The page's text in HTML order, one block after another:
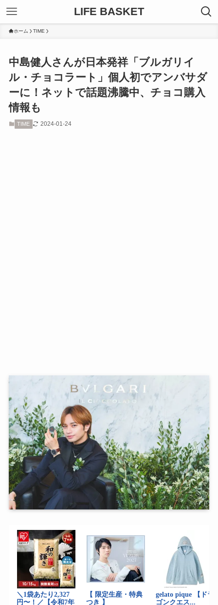
LIFE BASKET
ホーム TIME
中島健人さんが日本発祥「ブルガリイ
ル・チョコラート」個人初でアンバサダ
ーに！ネットで話題沸騰中、チョコ購入
情報も
TIME 2024-01-24